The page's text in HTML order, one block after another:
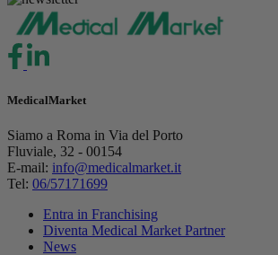
MedicalMarket
Siamo a Roma in Via del Porto
Fluviale, 32 - 00154
E-mail: info@medicalmarket.it
Tel: 06/57171699
Entra in Franchising
Diventa Medical Market Partner
News